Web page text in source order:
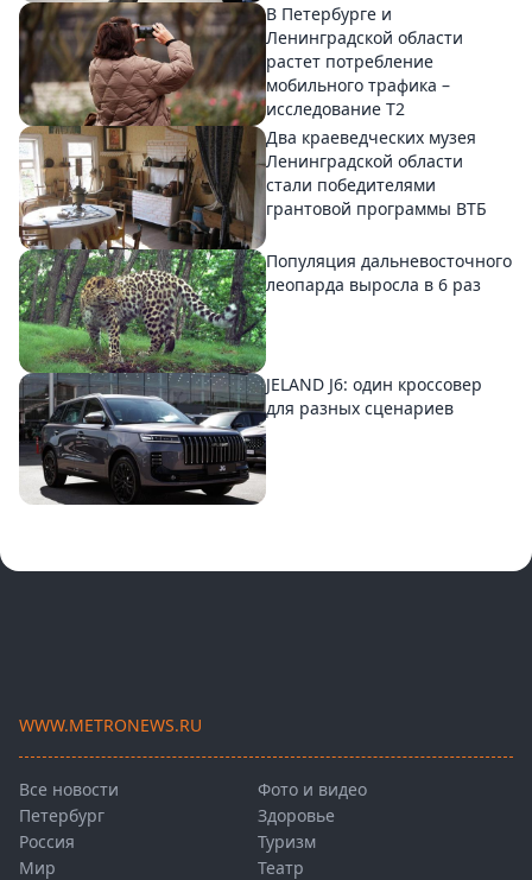
В Петербурге и
Ленинградской области
растет потребление
мобильного трафика –
исследование T2
Два краеведческих музея
Ленинградской области
стали победителями
грантовой программы ВТБ
Популяция дальневосточного
леопарда выросла в 6 раз
JELAND J6: один кроссовер
для разных сценариев
WWW.METRONEWS.RU
Все новости
Петербург
Россия
Мир
Фото и видео
Здоровье
Туризм
Театр